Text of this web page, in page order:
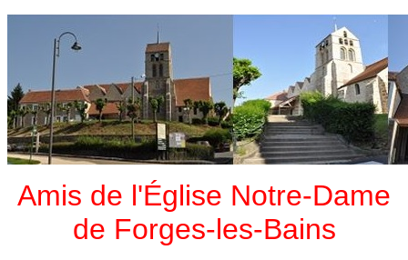
Amis de l'Église Notre-Dame
de Forges-les-Bains